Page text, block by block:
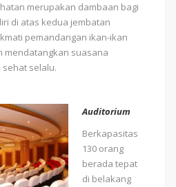
merupakan dambaan bagi
di atas kedua jembatan
pemandangan ikan-ikan
mendatangkan suasana
selalu.
Auditorium
Berkapasitas
130 orang
berada tepat
di belakang